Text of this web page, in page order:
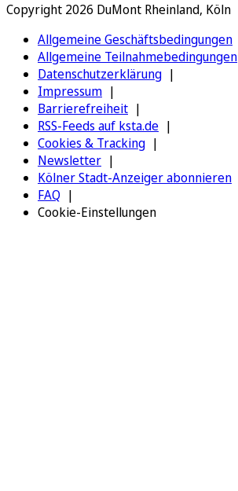
Copyright 2026 DuMont Rheinland, Köln
Allgemeine Geschäftsbedingungen
Allgemeine Teilnahmebedingungen
Datenschutzerklärung
Impressum
Barrierefreiheit
RSS-Feeds auf ksta.de
Cookies & Tracking
Newsletter
Kölner Stadt-Anzeiger abonnieren
FAQ
Cookie-Einstellungen